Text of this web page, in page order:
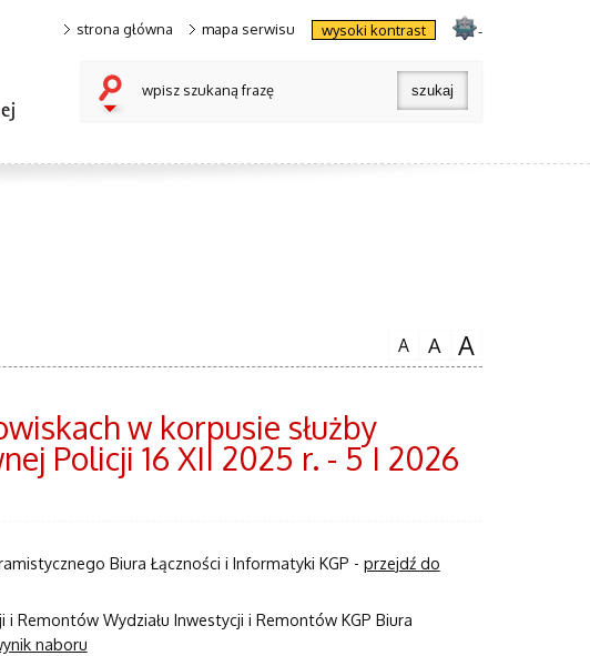
strona główna mapa serwisu wysoki kontrast -
wpisz szukaną frazę
A A A
w korpusie służby
Policji 16 XII 2025 r. - 5 I 2026
Biura Łączności i Informatyki KGP - przejdź do
Remontów Wydziału Inwestycji i Remontów KGP Biura
naboru